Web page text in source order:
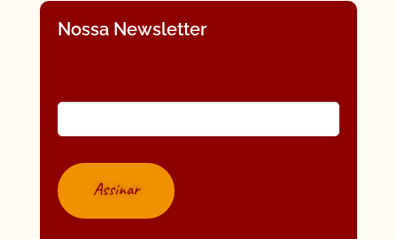
Nossa Newsletter